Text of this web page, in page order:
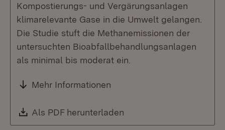
Kompostierungs- und Vergärungsanlagen
klimarelevante Gase in die Umwelt gelangen.
Die Studie stuft die Methanemissionen der
untersuchten Bioabfallbehandlungsanlagen
als minimal bis moderat ein.
Mehr Informationen
Download:
Als PDF herunterladen